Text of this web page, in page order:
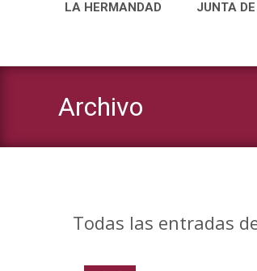
LA HERMANDAD JUNTA
Archivo
Todas las entradas